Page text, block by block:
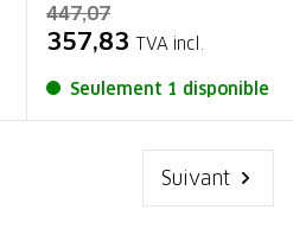
447,07
357,83 TVA incl.
Seulement 1 disponible
Suivant